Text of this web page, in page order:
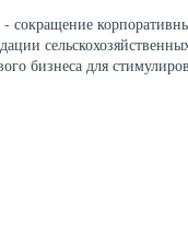
бизнеса для